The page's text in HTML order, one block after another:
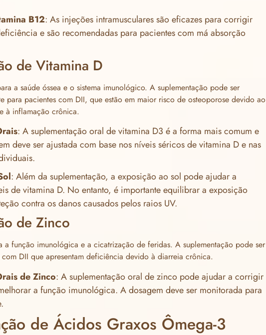
B12: As injeções intramusculares são eficazes para corrigir
e são recomendadas para pacientes com má absorção
de Vitamina D
a saúde óssea e o sistema imunológico. A suplementação pode ser
para pacientes com DII, que estão em maior risco de osteoporose devido ao
à inflamação crônica.
: A suplementação oral de vitamina D3 é a forma mais comum e
deve ser ajustada com base nos níveis séricos de vitamina D e nas
: Além da suplementação, a exposição ao sol pode ajudar a
de vitamina D. No entanto, é importante equilibrar a exposição
contra os danos causados pelos raios UV.
de Zinco
a função imunológica e a cicatrização de feridas. A suplementação pode ser
DII que apresentam deficiência devido à diarreia crônica.
de Zinco: A suplementação oral de zinco pode ajudar a corrigir
a função imunológica. A dosagem deve ser monitorada para
de Ácidos Graxos Ômega-3